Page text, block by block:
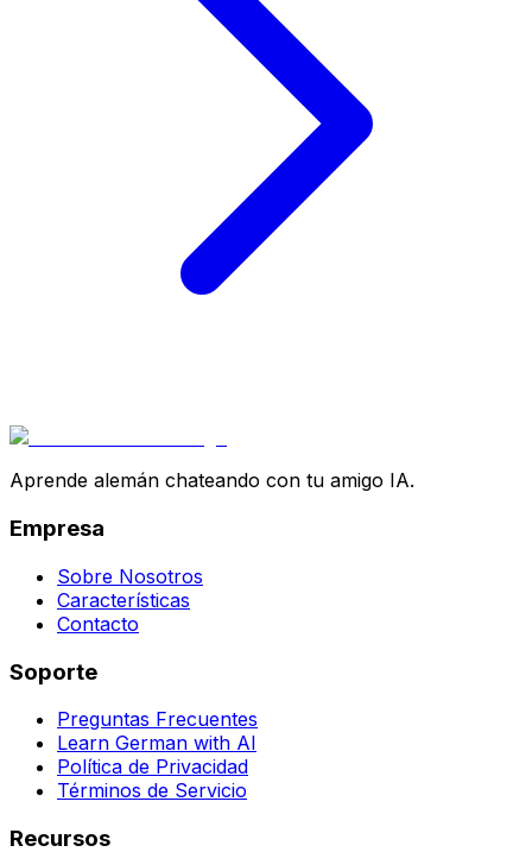
Aprende alemán chateando con tu amigo IA.
Empresa
Sobre Nosotros
Características
Contacto
Soporte
Preguntas Frecuentes
Learn German with AI
Política de Privacidad
Términos de Servicio
Recursos